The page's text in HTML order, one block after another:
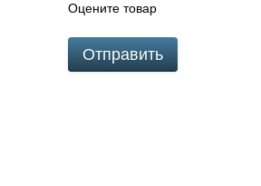
Оцените товар
Отправить